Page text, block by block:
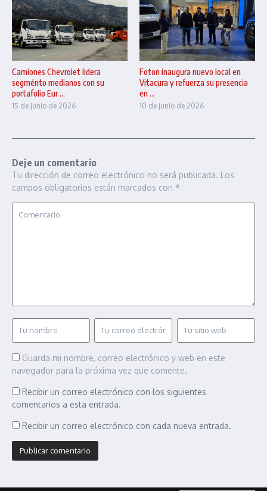
Camiones Chevrolet lidera
segménto medianos con su
portafolio Eur ...
15 de junio de 2026
Foton inaugura nuevo local en
Vitacura y refuerza su presencia
en ...
10 de junio de 2026
Deje un comentario
Tu dirección de correo electrónico no será publicada. Los
campos obligatorios están marcados con *
Guarda mi nombre, correo electrónico y web en este
navegador para la próxima vez que comente.
Recibir un correo electrónico con los siguientes
comentarios a esta entrada.
Recibir un correo electrónico con cada nueva entrada.